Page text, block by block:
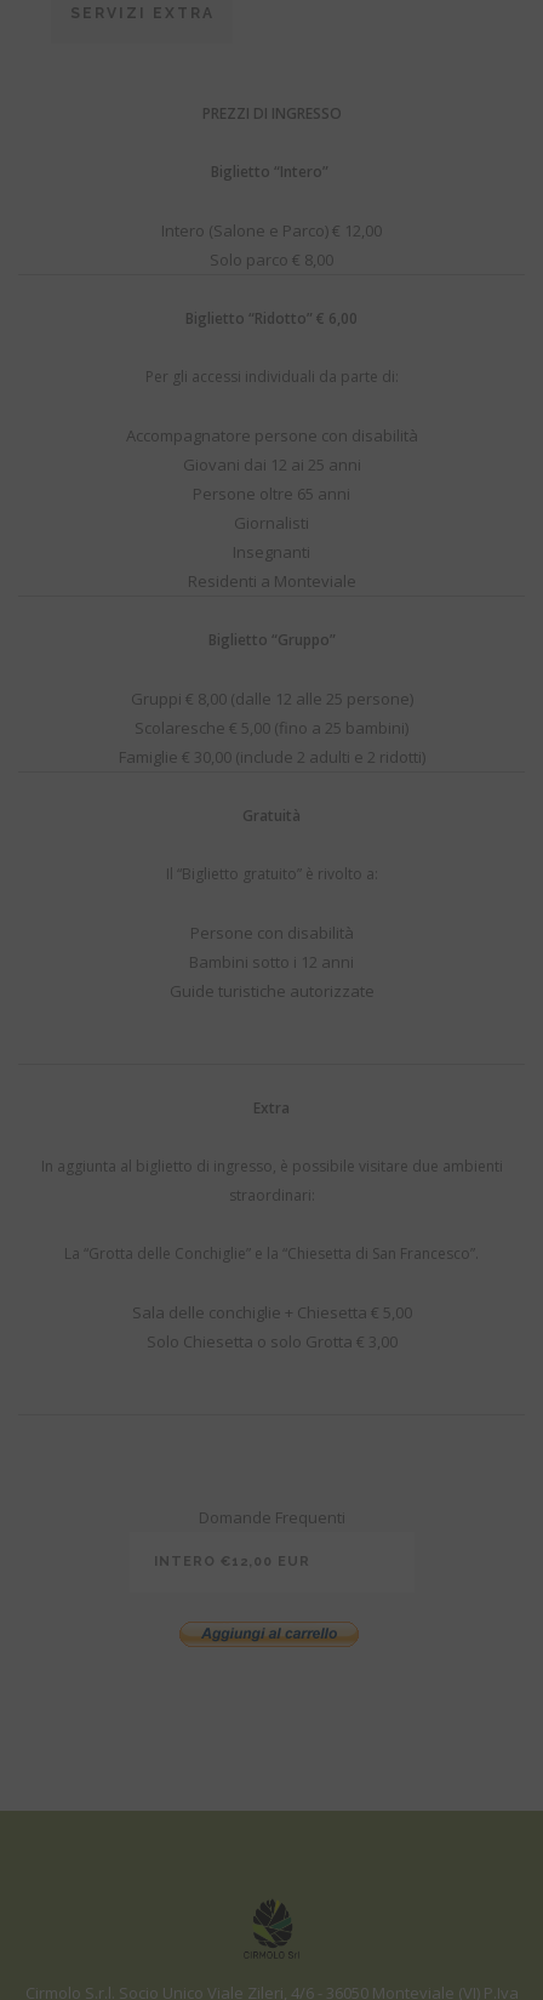
SERVIZI EXTRA
PREZZI DI INGRESSO
Biglietto “Intero”
Intero (Salone e Parco) € 12,00
Solo parco € 8,00
Biglietto “Ridotto” € 6,00
Per gli accessi individuali da parte di:
Accompagnatore persone con disabilità
Giovani dai 12 ai 25 anni
Persone oltre 65 anni
Giornalisti
Insegnanti
Residenti a Monteviale
Biglietto “Gruppo”
Gruppi € 8,00 (dalle 12 alle 25 persone)
Scolaresche € 5,00 (fino a 25 bambini)
Famiglie € 30,00 (include 2 adulti e 2 ridotti)
Gratuità
Il “Biglietto gratuito” è rivolto a:
Persone con disabilità
Bambini sotto i 12 anni
Guide turistiche autorizzate
Extra
In aggiunta al biglietto di ingresso, è possibile visitare due ambienti
straordinari:
La “Grotta delle Conchiglie” e la “Chiesetta di San Francesco”.
Sala delle conchiglie + Chiesetta € 5,00
Solo Chiesetta o solo Grotta € 3,00
Domande Frequenti
Cirmolo S.r.l. Socio Unico Viale Zileri, 4/6 - 36050 Monteviale (VI) P.Iva